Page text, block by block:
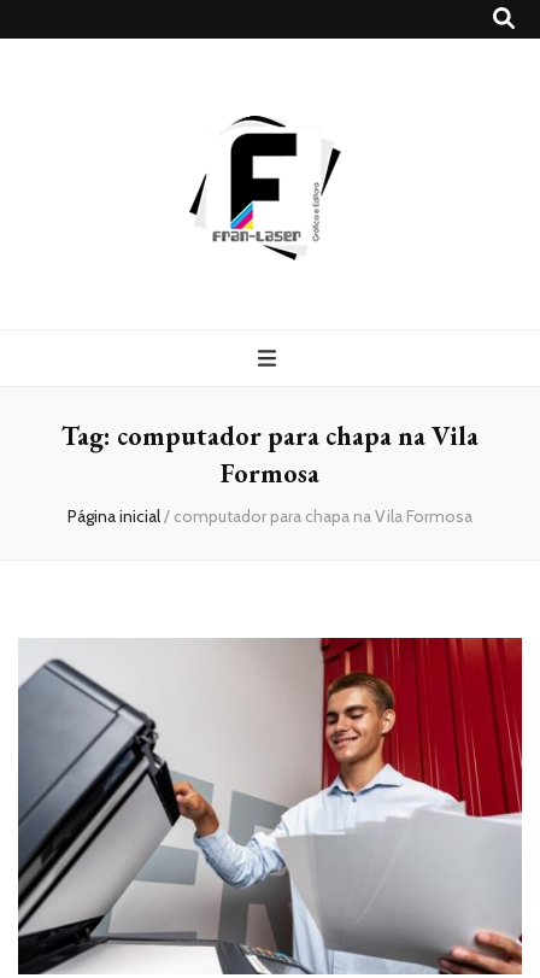
Tag: computador para chapa na Vila
Formosa
Página inicial/ computador para chapa na Vila Formosa